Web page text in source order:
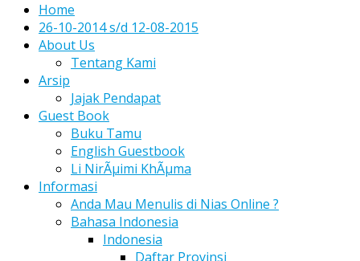
Home
26-10-2014 s/d 12-08-2015
About Us
Tentang Kami
Arsip
Jajak Pendapat
Guest Book
Buku Tamu
English Guestbook
Li NirÃµimi KhÃµma
Informasi
Anda Mau Menulis di Nias Online ?
Bahasa Indonesia
Indonesia
Daftar Provinsi